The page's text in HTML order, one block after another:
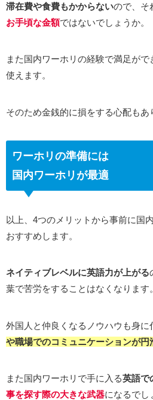
滞在費や食費もかからないので、そ
お手頃な金額ではないでしょうか。
また国内ワーホリの経験で満足がで
使えます。
そのため金銭的に損をする心配もあ
ワーホリの準備には
国内ワーホリが最適
以上、4つのメリットから事前に国
おすすめします。
ネイティブレベルに英語力が上がる
葉で苦労をすることはなくなります。
外国人と仲良くなるノウハウも身に
や職場でのコミュニケーションが円
また国内ワーホリで手に入る英語で
事を探す際の大きな武器になるでし